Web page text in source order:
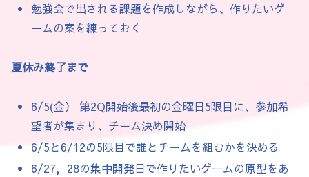
勉強会で出される課題を作成しながら、作りたいゲ
ームの案を練っておく
夏休み終了まで
6/5(金） 第2Q開始後最初の金曜日5限目に、参加希
望者が集まり、チーム決め開始
6/5と6/12の5限目で誰とチームを組むかを決める
6/27，28の集中開発日で作りたいゲームの原型をあ